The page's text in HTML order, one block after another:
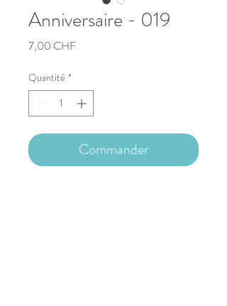
Anniversaire - 019
7,00 CHFPrix
Quantité *
Commander